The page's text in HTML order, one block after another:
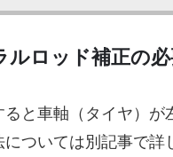
ルロッド補正の
ると車軸（タイヤ）が
については別記事で詳